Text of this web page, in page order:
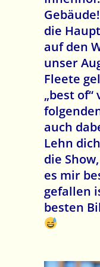
die
auf den
unser
Fleete
„best
auch
Lehn
die
es mir
gefallen
besten